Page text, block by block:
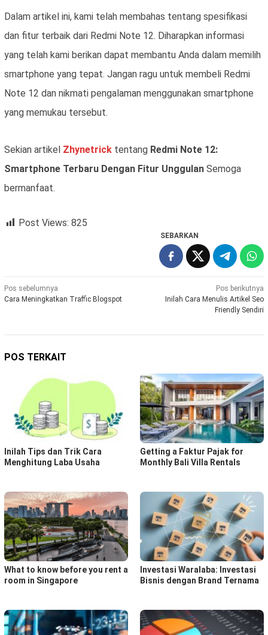
Dalam artikel ini, kami telah membahas tentang spesifikasi
dan fitur terbaik dari Redmi Note 12. Diharapkan informasi
yang telah kami berikan dapat membantu Anda dalam memilih
smartphone yang tepat. Jangan ragu untuk membeli Redmi
Note 12 dan nikmati pengalaman menggunakan smartphone
yang memukau tersebut.
Sekian artikel Zhynetrick tentang Redmi Note 12:
Smartphone Terbaru Dengan Fitur Unggulan Semoga
bermanfaat.
Post Views: 825
SEBARKAN
Navigasi
pos
Pos sebelumnya
Cara Meningkatkan Traffic Blogspot
Pos berikutnya
Inilah Cara Menulis Artikel Seo
Friendly Sendiri
POS TERKAIT
Inilah Tips dan Trik Cara
Menghitung Laba Usaha
Getting a Faktur Pajak for
Monthly Bali Villa Rentals
What to know before you rent a
room in Singapore
Investasi Waralaba: Investasi
Bisnis dengan Brand Ternama